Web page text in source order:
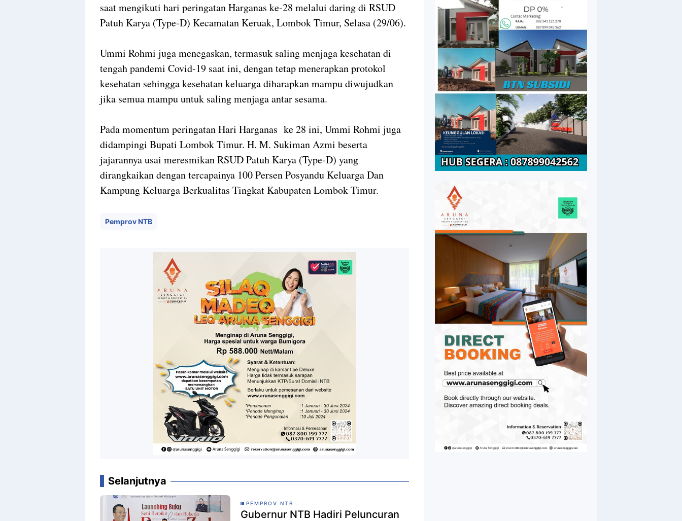
saat mengikuti hari peringatan Harganas ke-28 melalui daring di RSUD
Patuh Karya (Type-D) Kecamatan Keruak, Lombok Timur, Selasa (29/06).
Ummi Rohmi juga menegaskan, termasuk saling menjaga kesehatan di
tengah pandemi Covid-19 saat ini, dengan tetap menerapkan protokol
kesehatan sehingga kesehatan keluarga diharapkan mampu diwujudkan
jika semua mampu untuk saling menjaga antar sesama.
Pada momentum peringatan Hari Harganas ke 28 ini, Ummi Rohmi juga
didampingi Bupati Lombok Timur. H. M. Sukiman Azmi beserta
jajarannya usai meresmikan RSUD Patuh Karya (Type-D) yang
dirangkaikan dengan tercapainya 100 Persen Posyandu Keluarga Dan
Kampung Keluarga Berkualitas Tingkat Kabupaten Lombok Timur.
Pemprov NTB
Selanjutnya
PEMPROV NTB
Gubernur NTB Hadiri Peluncuran